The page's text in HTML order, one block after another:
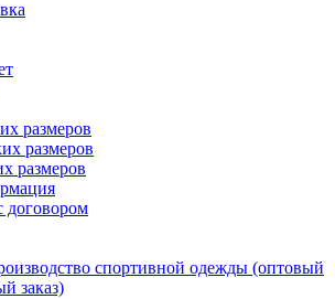
размеров
размеров
размеров
договором
спортивной одежды (оптовый
заказ)